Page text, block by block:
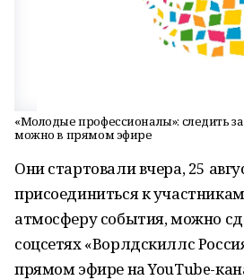
«Молодые профессионалы»: следить
можно в прямом эфире
Они стартовали вчера, 25
присоединиться к
атмосферу события, можно
соцсетях «Ворлдскиллс
прямом эфире на YouTube-